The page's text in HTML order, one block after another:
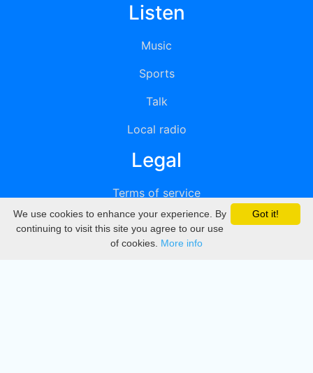
Listen
Music
Sports
Talk
Local radio
Legal
Terms of service
Privacy
DMCA
Got it!
We use cookies to enhance your experience. By
continuing to visit this site you agree to our use
of cookies. More info